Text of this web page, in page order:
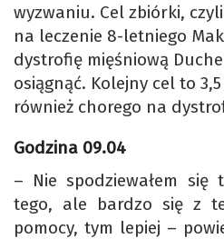
wyzwaniu. Cel zbiórki,
na leczenie 8-letniego
dystrofię mięśniową
osiągnąć. Kolejny cel to
również chorego na
Godzina 09.04
– Nie spodziewałem się
tego, ale bardzo się z
pomocy, tym lepiej –